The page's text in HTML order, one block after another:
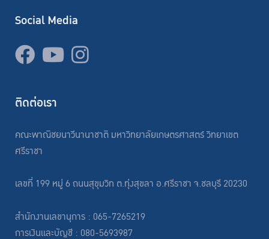
Social Media
ติดต่อเรา
คณะพาณิชยนาวีนานาชาติ มหาวิทยาลัยเกษตรศาสตร์ วิทยาเขต
ศรีราชา
เลขที่ 199 หมู่ 6 ถนนสุขุมวิท ต.ทุ่งสุขลา อ.ศรีราชา จ.ชลบุรี 20230
สำนักงานเลขานุการ : 065-7265219
การเงินและบัญชี : 080-5693987